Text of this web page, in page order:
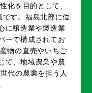
化を目的として、
す。福島北部に位
に醸造業や製造業
ーで構成されてお
物の直売やいちご
て、地域農業や農
代の農業を担う人